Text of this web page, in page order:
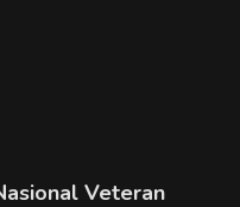
Veteran